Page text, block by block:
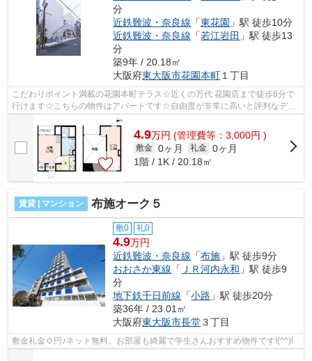
分
近鉄難波・奈良線 「東花園 」駅 徒歩10分
近鉄難波・奈良線 「若江岩田 」駅 徒歩13
分
築9年 / 20.18㎡
大阪府東大阪市花園本町１丁目
こだわりポイント満載の花園本町テラス☆近くの万代 花園店まで徒歩6分で
行けます☆こちらの物件はアパートです☆自由度が非常に高いと評判なデザ
イナーズ物件物件☆できるだけ早めに不動...
4.9万円 (管理費等：3,000円 )
敷金 0ヶ月 礼金 0ヶ月
1階 / 1K / 20.18㎡
賃貸 | マンション 布施オーク５
敷0 礼0
4.9万円
近鉄難波・奈良線 「布施 」駅 徒歩9分
おおさか東線 「 ＪＲ河内永和 」駅 徒歩9
分
地下鉄千日前線 「小路 」駅 徒歩20分
築36年 / 23.01㎡
大阪府東大阪市長堂３丁目
敷金礼金０円♪ネット無料。お部屋も綺麗で学生さんおすすめ物件です!(^^)!